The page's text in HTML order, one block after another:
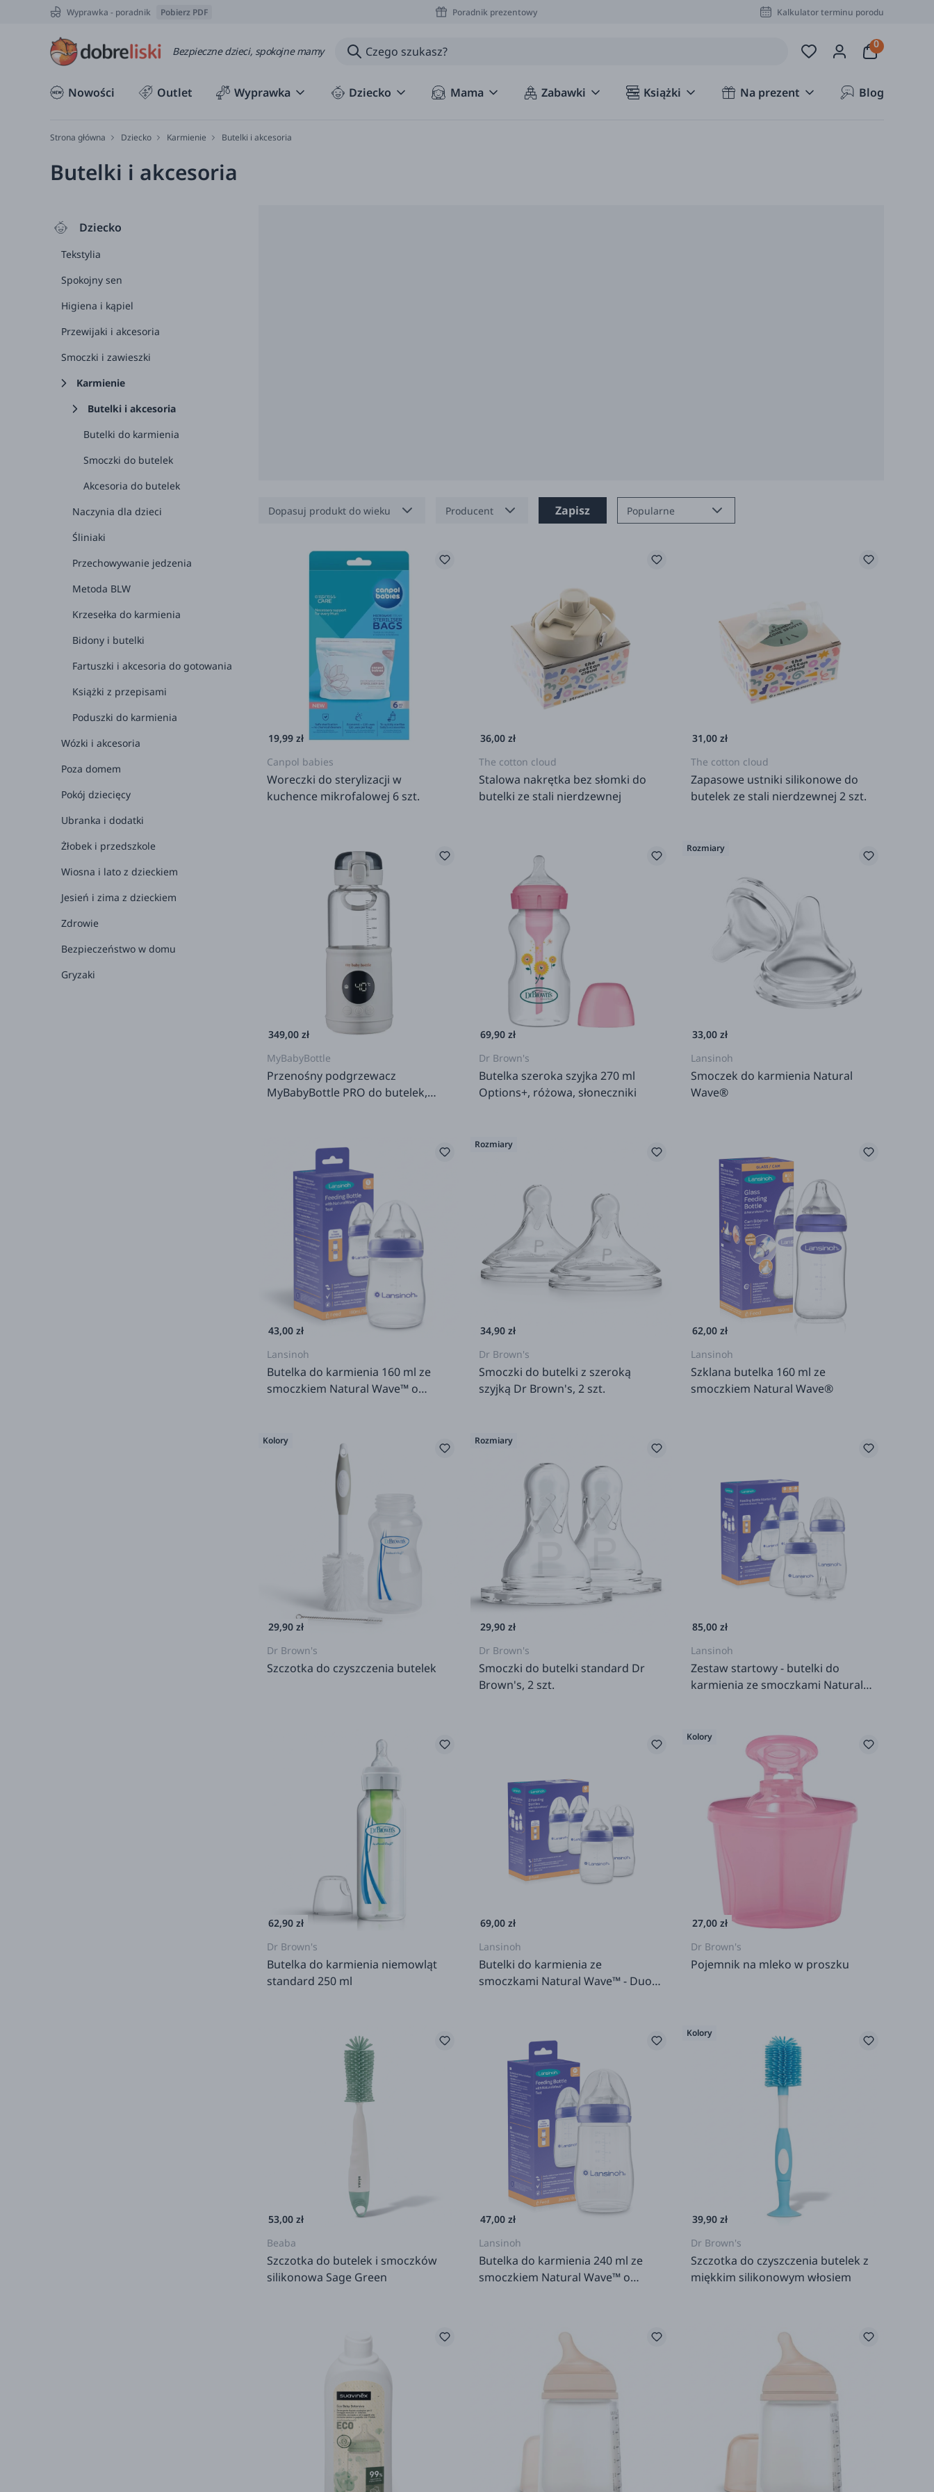
Wyprawka - poradnik Pobierz PDF Poradnik prezentowy Kalkulator terminu porodu
Bezpieczne dzieci, spokojne mamy
Nowości Outlet Wyprawka Dziecko Mama Zabawki Książki Na prezent Blog
Strona główna Dziecko Karmienie Butelki i akcesoria
Butelki i akcesoria
Dziecko
Tekstylia
Spokojny sen
Higiena i kąpiel
Przewijaki i akcesoria
Smoczki i zawieszki
Karmienie
Butelki i akcesoria
Butelki do karmienia
Smoczki do butelek
Akcesoria do butelek
Naczynia dla dzieci
Śliniaki
Przechowywanie jedzenia
Metoda BLW
Krzesełka do karmienia
Bidony i butelki
Fartuszki i akcesoria do gotowania
Książki z przepisami
Poduszki do karmienia
Wózki i akcesoria
Poza domem
Pokój dziecięcy
Ubranka i dodatki
Żłobek i przedszkole
Wiosna i lato z dzieckiem
Jesień i zima z dzieckiem
Zdrowie
Bezpieczeństwo w domu
Gryzaki
Dopasuj produkt do wieku
3-6 miesięcy
6-12 miesięcy
8+
Producent
Canpol babies
Lansinoh
LOVI
Natinaturali
The cotton cloud
Ubbi
Zapisz Popularne
19,99 zł
Canpol babies
Woreczki do sterylizacji w
kuchence mikrofalowej 6 szt.
36,00 zł
The cotton cloud
Stalowa nakrętka bez słomki do
butelki ze stali nierdzewnej
31,00 zł
The cotton cloud
Zapasowe ustniki silikonowe do
butelek ze stali nierdzewnej 2 szt.
349,00 zł
MyBabyBottle
Przenośny podgrzewacz
MyBabyBottle PRO do butelek,
69,90 zł
Dr Brown's
Butelka szeroka szyjka 270 ml
Options+, różowa, słoneczniki
Rozmiary
33,00 zł
Lansinoh
Smoczek do karmienia Natural
Wave®
43,00 zł
Lansinoh
Butelka do karmienia 160 ml ze
smoczkiem Natural Wave™ o
Rozmiary
34,90 zł
Dr Brown's
Smoczki do butelki z szeroką
szyjką Dr Brown's, 2 szt.
62,00 zł
Lansinoh
Szklana butelka 160 ml ze
smoczkiem Natural Wave®
Kolory
29,90 zł
Dr Brown's
Szczotka do czyszczenia butelek
Rozmiary
29,90 zł
Dr Brown's
Smoczki do butelki standard Dr
Brown's, 2 szt.
85,00 zł
Lansinoh
Zestaw startowy - butelki do
karmienia ze smoczkami Natural
62,90 zł
Dr Brown's
Butelka do karmienia niemowląt
standard 250 ml
69,00 zł
Lansinoh
Butelki do karmienia ze
smoczkami Natural Wave™ - Duo
Kolory
27,00 zł
Dr Brown's
Pojemnik na mleko w proszku
53,00 zł
Beaba
Szczotka do butelek i smoczków
silikonowa Sage Green
47,00 zł
Lansinoh
Butelka do karmienia 240 ml ze
smoczkiem Natural Wave™ o
Kolory
39,90 zł
Dr Brown's
Szczotka do czyszczenia butelek z
miękkim silikonowym włosiem